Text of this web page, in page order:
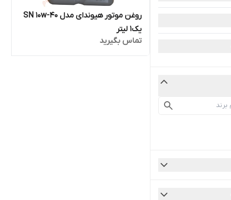
روغن موتور هیوندای مدل SN 10w-40
یک1 لیتر
تماس بگیرید